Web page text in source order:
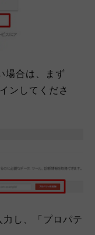
場合は、まず
ンしてくださ
し、「プロパテ